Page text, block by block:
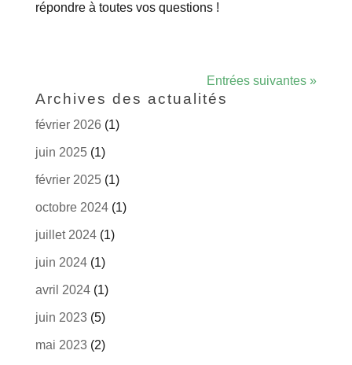
répondre à toutes vos questions !
Entrées suivantes »
Archives des actualités
février 2026 (1)
juin 2025(1)
février 2025(1)
octobre 2024(1)
juillet 2024(1)
juin 2024(1)
avril 2024(1)
juin 2023(5)
mai 2023(2)